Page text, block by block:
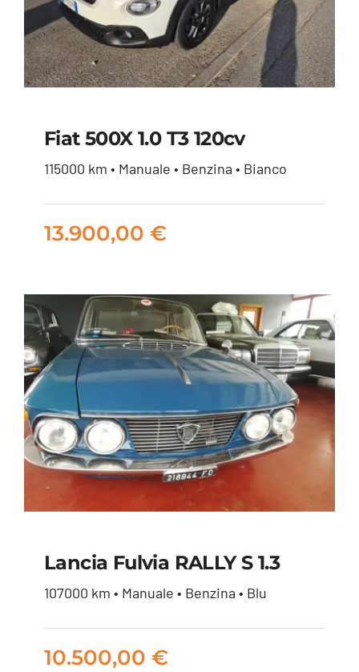
Fiat 500X 1.0 t3 120cv
13.900,00
Fiat 500X 1.0 T3 120cv
115000 km • Manuale • Benzina • Bianco
13.900,00 €
Lancia Fulvia RALLY S 1.3
107000 km • Manuale • Benzina • Blu
10.500,00 €